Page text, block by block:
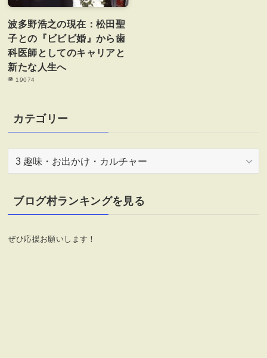
波多野浩之の現在：松田聖
子との『ビビビ婚』から歯
科医師としてのキャリアと
新たな人生へ
19074
カテゴリー
カ
リ
ー
ブログ村ランキングを見る
ぜひ応援お願いします！